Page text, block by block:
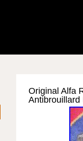
Original Alfa
Antibrouillard